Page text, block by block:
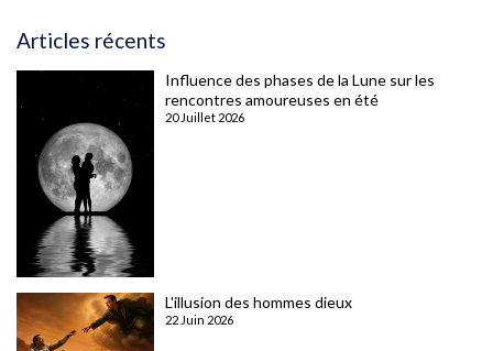
Articles récents
Influence des phases de la Lune sur les
rencontres amoureuses en été
20 Juillet 2026
L'illusion des hommes dieux
22 Juin 2026